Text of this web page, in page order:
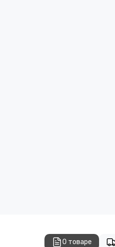
О товаре